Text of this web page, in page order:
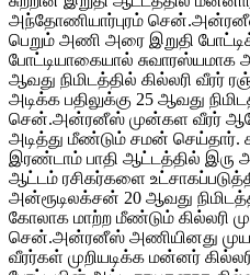
அந்தோணியார்புரம்
பெறும் அணி அரை இறுதி
போட்டியாகையால் சுவாரஸ்யமாக
ஆவது நிமிடத்தில் கில்லரி
அடிக்க பதிலுக்கு 25 ஆவது
சென்.அன்ரனீஸ் முன்கள வீரர்
அடித்து மீண்டும் சமன் செய்தார்.
இரண்டாம் பாதி ஆட்டத்தில் இரு
ஆட்டம் ரசிகர்களை
அன்ரூடிலக்சன் 20 ஆவது
கோலாக மாற்ற மீண்டும் கில்லரி
சென்.அன்ரனீஸ் அணியினது
வீரர்கள் முறியடிக்க மன்னர்